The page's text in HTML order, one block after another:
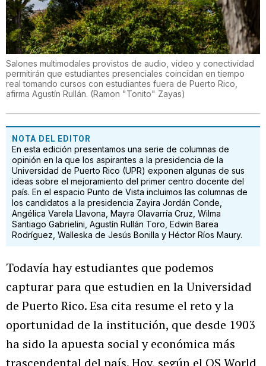
Salones multimodales provistos de audio, video y conectividad
permitirán que estudiantes presenciales coincidan en tiempo
real tomando cursos con estudiantes fuera de Puerto Rico,
afirma Agustín Rullán. (Ramon "Tonito" Zayas)
NOTA DEL EDITOR
En esta edición presentamos una serie de columnas de
opinión en la que los aspirantes a la presidencia de la
Universidad de Puerto Rico (UPR) exponen algunas de sus
ideas sobre el mejoramiento del primer centro docente del
país. En el espacio Punto de Vista incluimos las columnas de
los candidatos a la presidencia Zayira Jordán Conde,
Angélica Varela Llavona, Mayra Olavarría Cruz, Wilma
Santiago Gabrielini, Agustín Rullán Toro, Edwin Barea
Rodríguez, Walleska de Jesús Bonilla y Héctor Ríos Maury.
Todavía hay estudiantes que podemos
capturar para que estudien en la Universidad
de Puerto Rico. Esa cita resume el reto y la
oportunidad de la institución, que desde 1903
ha sido la apuesta social y económica más
trascendental del país. Hoy, según el QS World